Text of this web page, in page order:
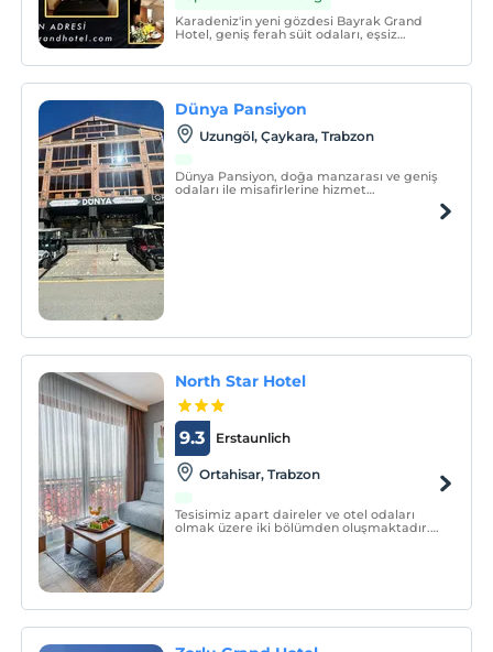
Karadeniz'in yeni gözdesi Bayrak Grand
Hotel, geniş ferah süit odaları, eşsiz
Dünya Pansiyon
Uzungöl, Çaykara, Trabzon
Dünya Pansiyon, doğa manzarası ve geniş
odaları ile misafirlerine hizmet
North Star Hotel
Erstaunlich
9.3
Ortahisar, Trabzon
Tesisimiz apart daireler ve otel odaları
olmak üzere iki bölümden oluşmaktadır.